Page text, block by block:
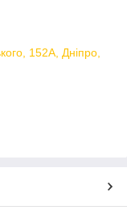
152А, Дніпро,